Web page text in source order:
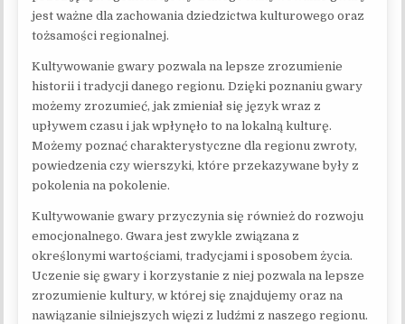
jest ważne dla zachowania dziedzictwa kulturowego oraz
tożsamości regionalnej.
Kultywowanie gwary pozwala na lepsze zrozumienie
historii i tradycji danego regionu. Dzięki poznaniu gwary
możemy zrozumieć, jak zmieniał się język wraz z
upływem czasu i jak wpłynęło to na lokalną kulturę.
Możemy poznać charakterystyczne dla regionu zwroty,
powiedzenia czy wierszyki, które przekazywane były z
pokolenia na pokolenie.
Kultywowanie gwary przyczynia się również do rozwoju
emocjonalnego. Gwara jest zwykle związana z
określonymi wartościami, tradycjami i sposobem życia.
Uczenie się gwary i korzystanie z niej pozwala na lepsze
zrozumienie kultury, w której się znajdujemy oraz na
nawiązanie silniejszych więzi z ludźmi z naszego regionu.